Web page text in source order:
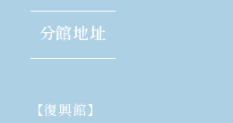
分館地址
【復興館】